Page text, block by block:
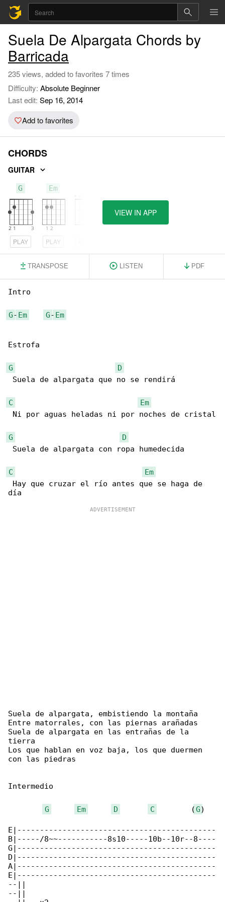
Suela De Alpargata Chords by
Barricada
235 views, added to favorites 7 times
Difficulty: Absolute Beginner
Last edit: Sep 16, 2014
Add to favorites
CHORDS
GUITAR
G
PLAY
Em
PLAY
VIEW IN APP
TRANSPOSE LISTEN PDF
Intro
G- Em G- Em
Estrofa
G
D
Suela de alpargata que no se rendirá
C
Em
Ni por aguas heladas ni por noches de cristal
G
D
Suela de alpargata con ropa humedecida
C
Em
Hay que cruzar el río antes que se haga de
Suela de alpargata, embistiendo la montaña
Entre matorrales, con las piernas arañadas
Suela de alpargata en las entrañas de la
tierra
Los que hablan en voz baja, los que duermen
con las piedras
Intermedio
G Em D C
        (
G)
E|--------------------------------------------
B|-----/8~~-----------8s10-----10b--10r--8----
G|--------------------------------------------
D|--------------------------------------------
A|--------------------------------------------
E|--------------------------------------------
--||
--||